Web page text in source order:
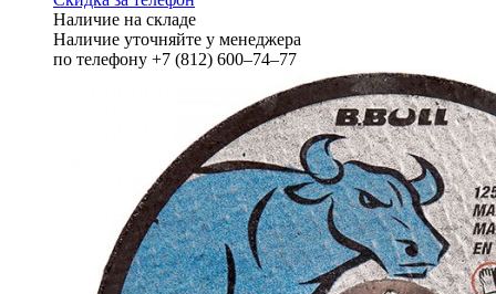
Наличие на складе
Наличие уточняйте у менеджера
по телефону +7 (812) 600–74–77